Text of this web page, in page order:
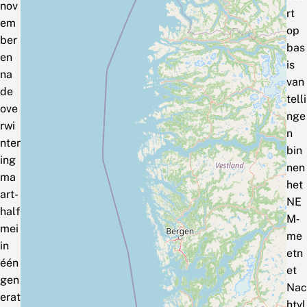
nov
em
ber
en
na
de
ove
rwi
nter
ing
ma
art-
half
mei
in
één
gen
erat
rt
op
bas
is
van
telli
nge
n
bin
nen
het
NE
M‑
me
etn
et
Nac